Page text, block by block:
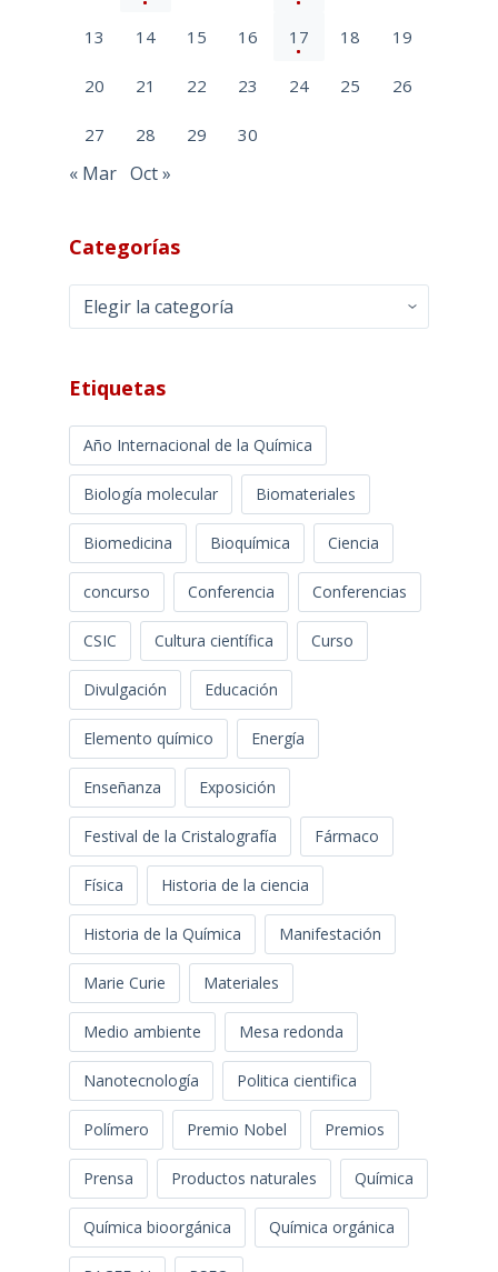
13 14 15 16 17 18 19
20 21 22 23 24 25 26
27 28 29 30
« Mar Oct »
Categorías
Categorías
Etiquetas
Año Internacional de la Química
Biología molecular Biomateriales
Biomedicina Bioquímica Ciencia
concurso Conferencia Conferencias
CSIC Cultura científica Curso
Divulgación Educación
Elemento químico Energía
Enseñanza Exposición
Festival de la Cristalografía Fármaco
Física Historia de la ciencia
Historia de la Química Manifestación
Marie Curie Materiales
Medio ambiente Mesa redonda
Nanotecnología Politica cientifica
Polímero Premio Nobel Premios
Prensa Productos naturales Química
Química bioorgánica Química orgánica